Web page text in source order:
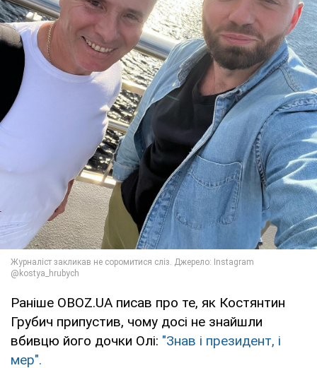
Раніше OBOZ.UA писав про те, як Костянтин
Грубич припустив, чому досі не знайшли
вбивцю його дочки Олі: "Знав і президент, і
мер".